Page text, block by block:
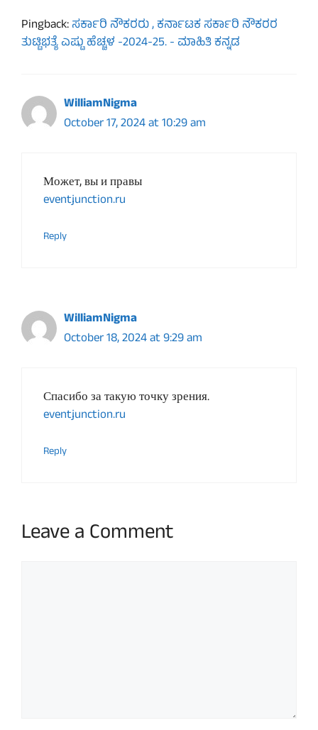
Pingback:ಸರ್ಕಾರಿ ನೌಕರರು , ಕರ್ನಾಟಕ ಸರ್ಕಾರಿ ನೌಕರರ
ತುಟ್ಟಿಭತ್ಯೆ ಎಷ್ಟು ಹೆಚ್ಚಳ -2024-25. - ಮಾಹಿತಿ ಕನ್ನಡ
WilliamNigma
October 17, 2024 at 10:29 am
Может, вы и правы
eventjunction.ru
Reply
WilliamNigma
October 18, 2024 at 9:29 am
Спасибо за такую точку зрения.
eventjunction.ru
Reply
Leave a Comment